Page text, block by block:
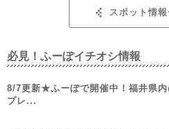
スポット情
必見！ふーぽイチオシ情報
8/7更新★ふーぽで開催中！福井県内
プレ...